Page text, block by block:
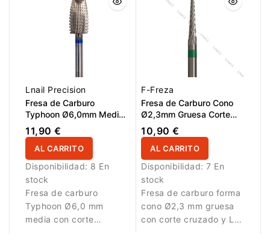
corrección y refinado.
modelado.
Lnail Precision
Fresa de Carburo
Typhoon Ø6,0mm Media
Corte Longitudinal LT
14,5mm
11,90 €
AL CARRITO
Disponibilidad: 8 En
stock
Fresa de carburo
Typhoon Ø6,0 mm
media con corte
F-Freza
Fresa de Carburo Cono
Ø2,3mm Gruesa Corte
Cruzado LT 14,0mm
10,90 €
AL CARRITO
Disponibilidad: 7 En
stock
Fresa de carburo forma
cono Ø2,3 mm gruesa
con corte cruzado y LT